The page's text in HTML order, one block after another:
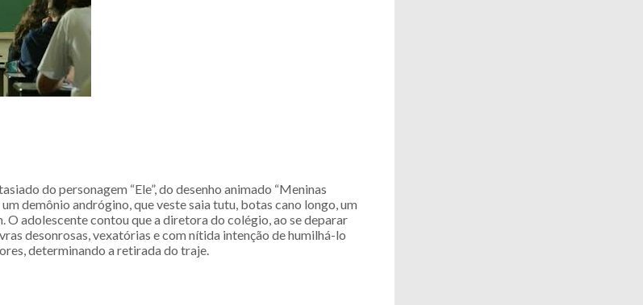
do personagem “Ele”, do desenho animado “Meninas
demônio andrógino, que veste saia tutu, botas cano longo, um
O adolescente contou que a diretora do colégio, ao se deparar
desonrosas, vexatórias e com nítida intenção de humilhá-lo
determinando a retirada do traje.